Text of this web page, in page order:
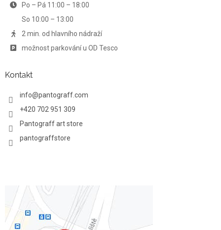
Po – Pá 11:00 – 18:00
So 10:00 – 13:00
2 min. od hlavního nádraží
možnost parkování u OD Tesco
Kontakt
info@pantograff.com
+420 702 951 309
Pantograff art store
pantograffstore